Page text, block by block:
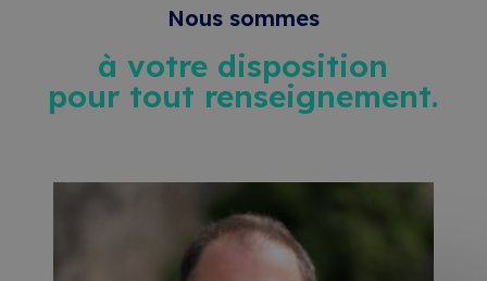
Nous sommes
à votre disposition
pour tout renseignement.